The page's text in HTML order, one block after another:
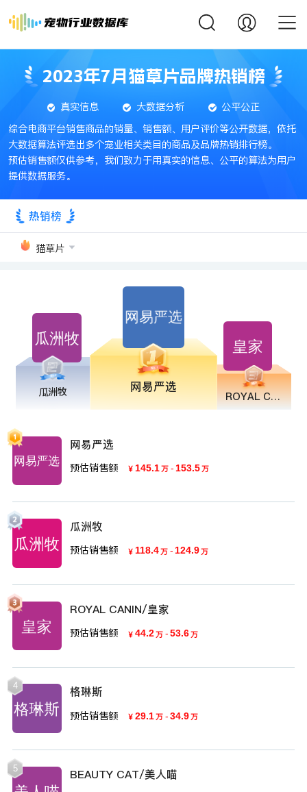
2023年7月猫草片品牌热销榜
真实信息 大数据分析
公平公正
综合电商平台销售商品的销量、销售额、用户评价等公开数据，依托
大数据算法评选出多个宠业相关类目的商品及品牌热销排行榜。
预估销售额仅供参考，我们致力于用真实的信息、公平的算法为用户
提供数据服务。
热销榜
猫草片
瓜洲牧 网易严选
ROYAL CANIN/皇家
网易严选
预估销售额 ￥ 145.1万 - 153.5万
瓜洲牧
预估销售额 ￥ 118.4万 - 124.9万
ROYAL CANIN/皇家
预估销售额 ￥ 44.2万 - 53.6万
4 格琳斯
预估销售额 ￥ 29.1万 - 34.9万
5 BEAUTY CAT/美人喵